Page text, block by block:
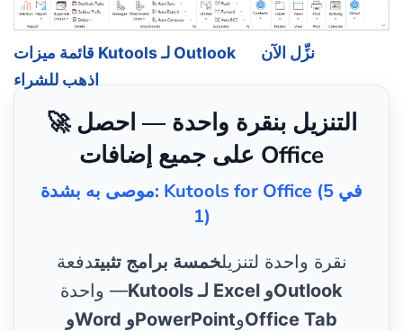
قائمة ميزات Kutools لـ Outlook
نزِّل الآن
اذهب للشراء
🚀 التنزيل بنقرة واحدة — احصل
على جميع إضافات Office
موصى به بشدة: Kutools for Office (5 في
1)
نقرة واحدة لتنزيلخمسة برامج تثبيتدفعة
واحدة —Kutools لـ Excel وOutlook
وWord وPowerPointوOffice Tab